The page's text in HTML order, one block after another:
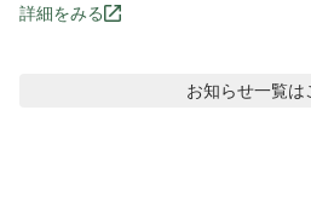
詳細をみる
お知らせ一覧は